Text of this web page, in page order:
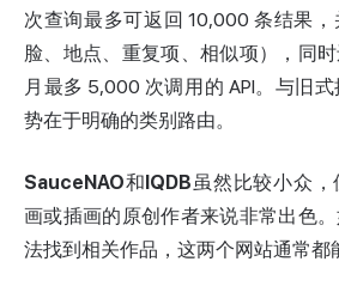
次查询最多可返回 10,000 条结果
脸、地点、重复项、相似项），同
月最多 5,000 次调用的 API。与旧
势在于明确的类别路由。
SauceNAO和IQDB虽然比较小众
画或插画的原创作者来说非常出色
法找到相关作品，这两个网站通常都